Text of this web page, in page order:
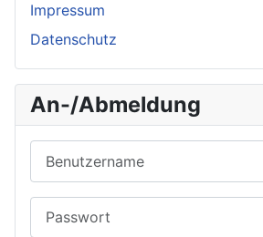
Impressum
Datenschutz
An-/Abmeldung